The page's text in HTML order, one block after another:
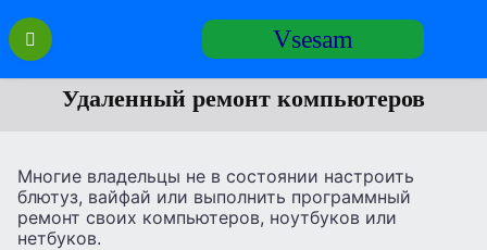
Перейти
содержанию
Vsesam
Удаленный ремонт компьютеров
Многие владельцы не в состоянии настроить
блютуз, вайфай или выполнить программный
ремонт своих компьютеров, ноутбуков или
нетбуков.